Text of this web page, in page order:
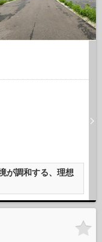
が調和する、理想